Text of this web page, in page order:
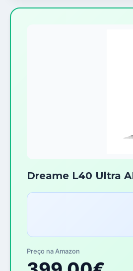
Dreame L40 Ultra
Preço na Amazon